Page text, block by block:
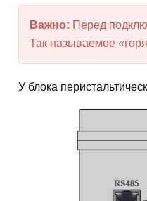
Важно: Перед
Так называемое
У блока